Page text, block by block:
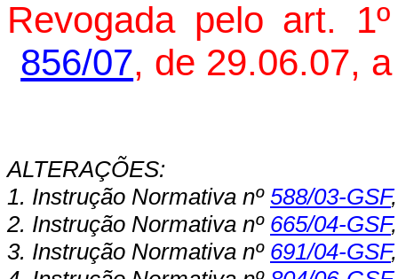
Revogada pelo art.
856/07, de 29.06.07,
ALTERAÇÕES:
1. Instrução Normativa nº 588/03-GSF
2. Instrução Normativa nº 665/04-GSF
3. Instrução Normativa nº 691/04-GSF